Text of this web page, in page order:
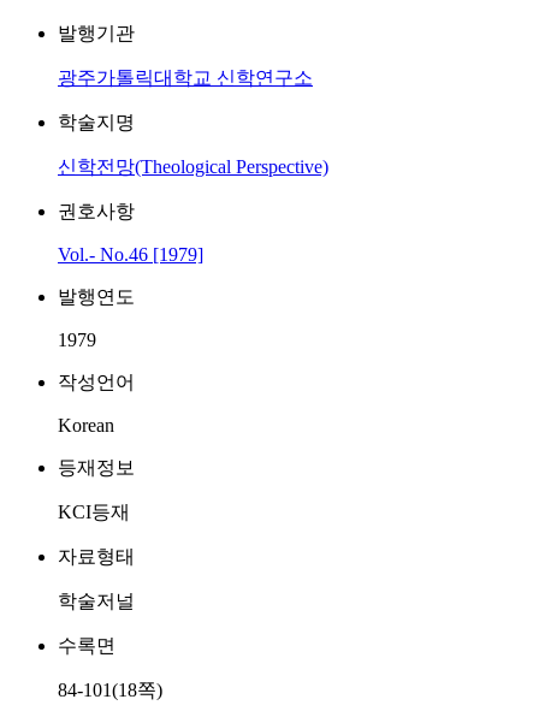
발행기관
광주가톨릭대학교 신학연구소
학술지명
신학전망(Theological Perspective)
권호사항
Vol.- No.46 [1979]
발행연도
1979
작성언어
Korean
등재정보
KCI등재
자료형태
학술저널
수록면
84-101(18쪽)